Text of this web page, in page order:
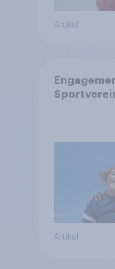
Artikel
Artikel